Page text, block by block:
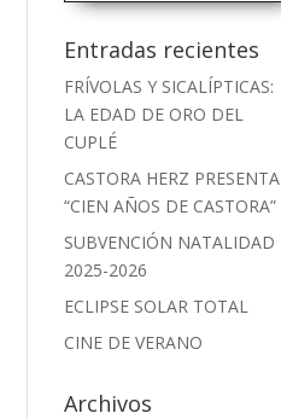
Entradas recientes
FRÍVOLAS Y SICALÍPTICAS:
LA EDAD DE ORO DEL
CUPLÉ
CASTORA HERZ PRESENTA
“CIEN AÑOS DE CASTORA”
SUBVENCIÓN NATALIDAD
2025-2026
ECLIPSE SOLAR TOTAL
CINE DE VERANO
Archivos